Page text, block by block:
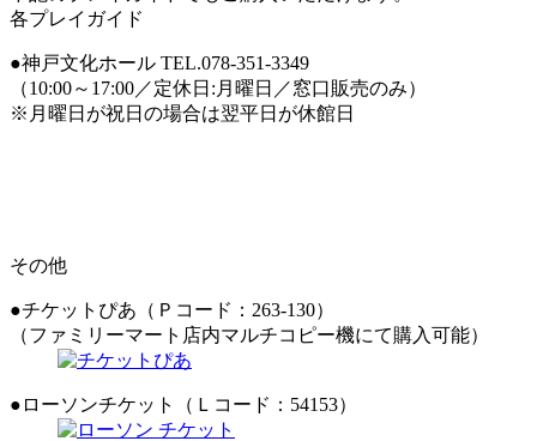
各プレイガイド
●神戸文化ホール TEL.078-351-3349
（10:00～17:00／定休日:月曜日／窓口販売のみ）
※月曜日が祝日の場合は翌平日が休館日
その他
●チケットぴあ（Ｐコード：263-130）
（ファミリーマート店内マルチコピー機にて購入可能）
●ローソンチケット（Ｌコード：54153）